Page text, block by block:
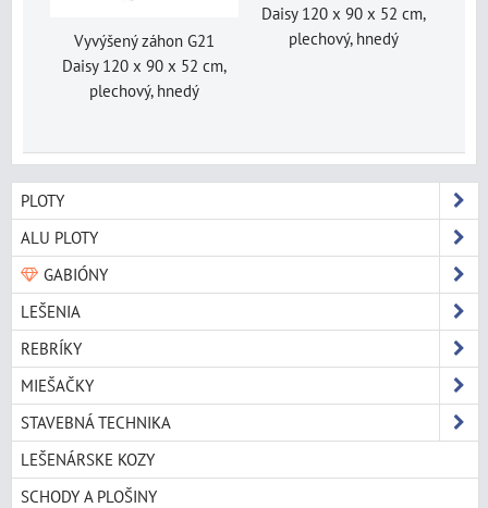
Vyvýšený záhon G21
Daisy 120 x 90 x 52 cm,
plechový, hnedý
Daisy 120 x 90 x 52 cm,
plechový, hnedý
PLOTY
ALU PLOTY
GABIÓNY
LEŠENIA
REBRÍKY
MIEŠAČKY
STAVEBNÁ TECHNIKA
LEŠENÁRSKE KOZY
SCHODY A PLOŠINY